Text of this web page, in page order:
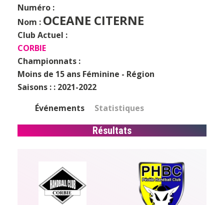
Numéro :
Nom : OCEANE CITERNE
Club Actuel :
CORBIE
Championnats :
Moins de 15 ans Féminine - Région
Saisons : : 2021-2022
Événements
Statistiques
Résultats